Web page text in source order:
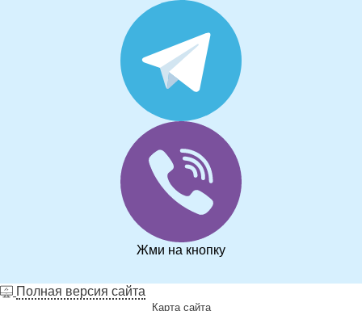
Жми на кнопку
Полная версия сайта
Карта сайта